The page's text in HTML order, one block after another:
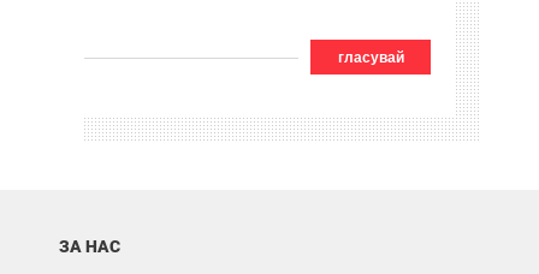
гласувай
ЗА НАС